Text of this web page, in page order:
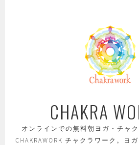
CHAKRA
オンラインでの無料朝ヨガ・チャ
CHAKRAWORK チャクラワーク。ヨ